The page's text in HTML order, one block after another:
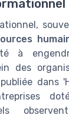
à
des
dans